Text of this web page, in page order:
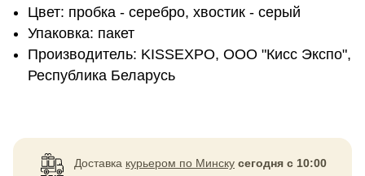
Цвет: пробка - серебро, хвостик - серый
Упаковка: пакет
Производитель: KISSEXPO, ОOО "Кисс Экспо",
Республика Беларусь
Доставка курьером по Минску сегодня с 10:00